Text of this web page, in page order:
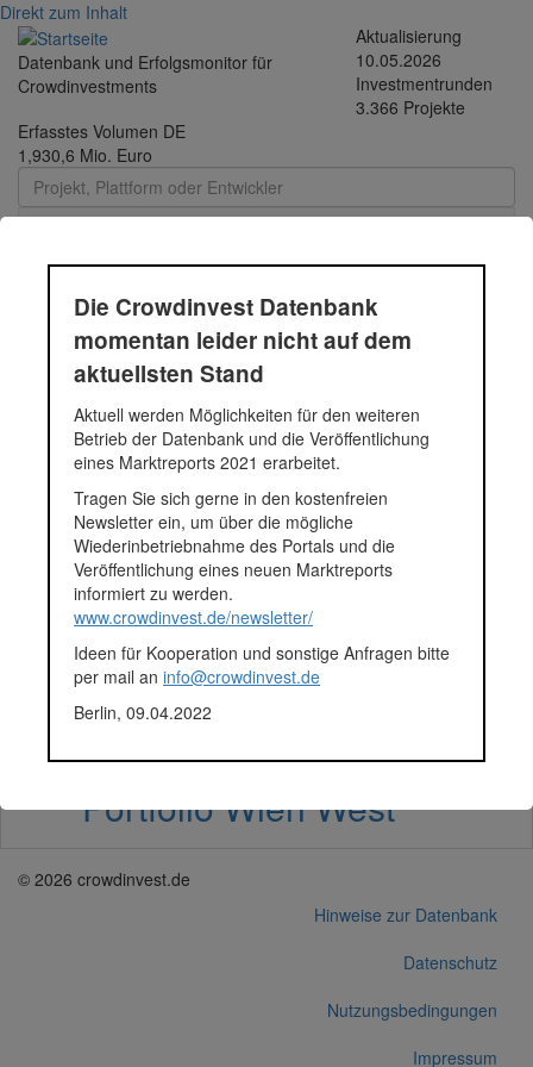
Direkt zum Inhalt
Datenbank und Erfolgsmonitor für
Crowdinvestments
Aktualisierung
10.05.2026
Investmentrunden
3.366 Projekte
Erfasstes Volumen DE
1,930,6 Mio. Euro
ADRIALE Holding
Projekt
P290 | ADRIALE Holding:
P247 | ADRIALE
P258 | ADRIALE Holding:
Portfolio Wien West
© 2026 crowdinvest.de
Hinweise zur Datenbank
Datenschutz
Nutzungsbedingungen
Impressum
Die Crowdinvest Datenbank
momentan leider nicht auf dem
aktuellsten Stand
Aktuell werden Möglichkeiten für den weiteren
Betrieb der Datenbank und die Veröffentlichung
eines Marktreports 2021 erarbeitet.
Tragen Sie sich gerne in den kostenfreien
Newsletter ein, um über die mögliche
Wiederinbetriebnahme des Portals und die
Veröffentlichung eines neuen Marktreports
informiert zu werden.
www.crowdinvest.de/newsletter/
Ideen für Kooperation und sonstige Anfragen bitte
per mail an info@crowdinvest.de
Berlin, 09.04.2022